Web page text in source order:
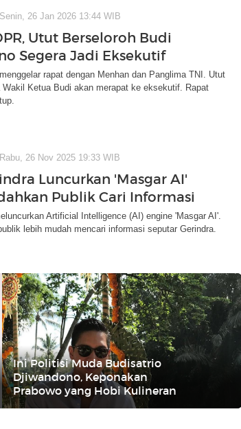
Senin, 26 Jan 2026 13:44 WIB
Utut Berseloroh Budi
Segera Jadi Eksekutif
rapat dengan Menhan dan Panglima TNI. Utut
Wakil Ketua Budi akan merapat ke eksekutif. Rapat
Rabu, 26 Nov 2025 19:33 WIB
Luncurkan 'Masgar AI'
Publik Cari Informasi
Artificial Intelligence (AI) engine 'Masgar AI'.
lebih mudah mencari informasi seputar Gerindra.
Ini Politisi Muda Budisatrio
Djiwandono, Keponakan
Prabowo yang Hobi Kulineran